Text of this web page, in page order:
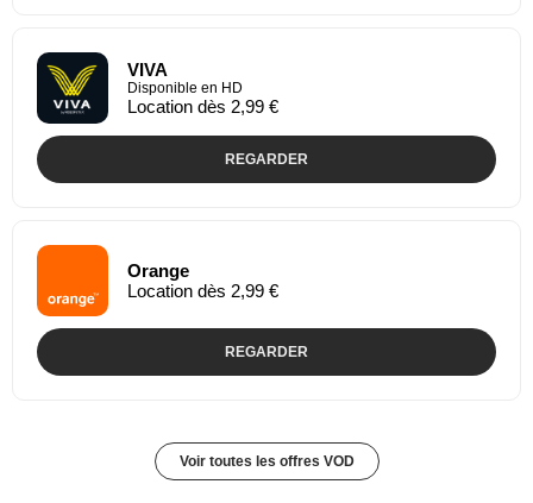
VIVA
Disponible en HD
Location dès 2,99 €
REGARDER
Orange
Location dès 2,99 €
REGARDER
Voir toutes les offres VOD